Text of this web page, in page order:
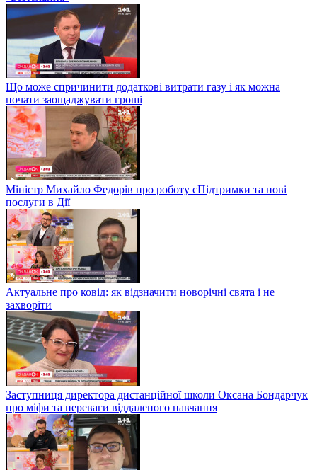
Що може спричинити додаткові витрати газу і як можна
почати заощаджувати гроші
Міністр Михайло Федорів про роботу єПідтримки та нові
послуги в Дії
Актуальне про ковід: як відзначити новорічні свята і не
захворіти
Заступниця директора дистанційної школи Оксана Бондарчук
про міфи та переваги віддаленого навчання